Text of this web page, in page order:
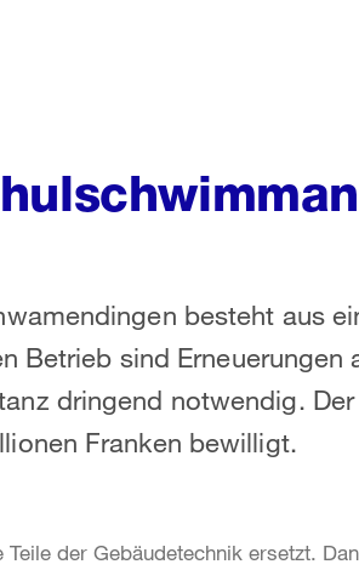
besteht aus
Betrieb sind Erneuerungen
dringend notwendig.
Franken bewilligt.
der Gebäudetechnik ersetzt.